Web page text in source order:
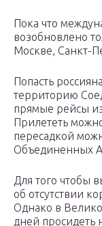
Пока что
возобновлено
Москве, Санкт-
Попасть
территорию
прямые рейсы
Прилететь
пересадкой
Объединенных
Для того чтобы
об отсутствии
Однако в
дней просидеть